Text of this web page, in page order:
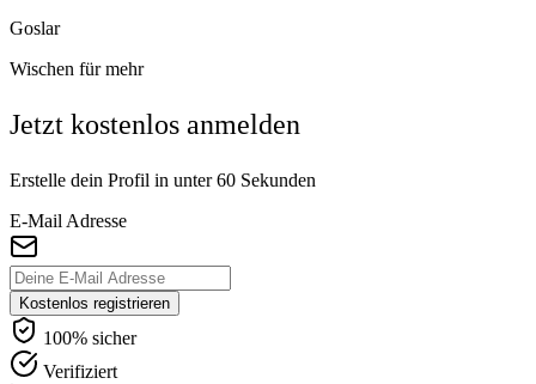
Goslar
Wischen für mehr
Jetzt kostenlos anmelden
Erstelle dein Profil in unter 60 Sekunden
E-Mail Adresse
Kostenlos registrieren
100% sicher
Verifiziert